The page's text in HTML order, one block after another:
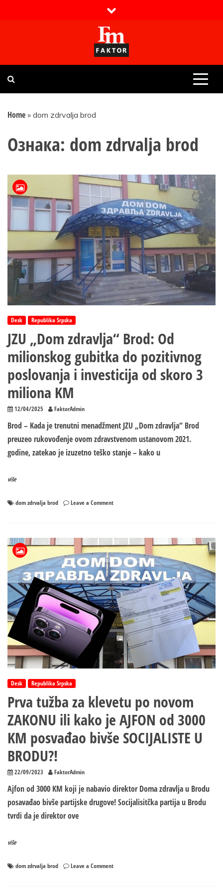
Faktor magazin
Uvijek presudan
Home » dom zdrvalja brod
Ознака: dom zdrvalja brod
Desk Republika Srpska
JZU „Dom zdravlja“ Brod: Od
milionskog gubitka do pozitivnog
poslovanja i investicija od skoro 3
miliona KM
12/04/2025 FaktorAdmin
Brod – Kada je trenutni menadžment JZU „Dom zdravlja“ Brod
preuzeo rukovođenje ovom zdravstvenom ustanovom 2021.
godine, zatekao je izuzetno teško stanje – kako u
više
dom zdrvalja brod Leave a Commenton
Od
milionskog
gubitka
do
pozitivnog
poslovanja
i
investicija
od
skoro
miliona
Desk
Republika Srpska
Prva tužba za klevetu po novom
ZAKONU ili kako je AJFON od 3000
KM posvađao bivše SOCIJALISTE U
BRODU?!
22/09/2023 FaktorAdmin
Ajfon od 3000 KM koji je nabavio direktor Doma zdravlja u Brodu
posavađao bivše partijske drugove! Socijalisitčka partija u Brodu
tvrdi da je direktor ove
više
dom zdrvalja brod Leave a Commenton